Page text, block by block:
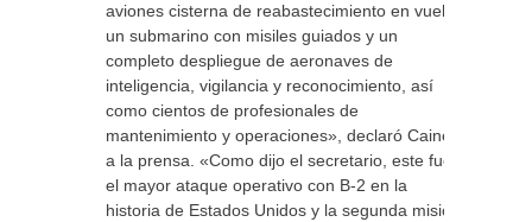
aviones cisterna de reabastecimiento en vuelo,
un submarino con misiles guiados y un
completo despliegue de aeronaves de
inteligencia, vigilancia y reconocimiento, así
como cientos de profesionales de
mantenimiento y operaciones», declaró Caine
a la prensa. «Como dijo el secretario, este fue
el mayor ataque operativo con B-2 en la
historia de Estados Unidos y la segunda misión